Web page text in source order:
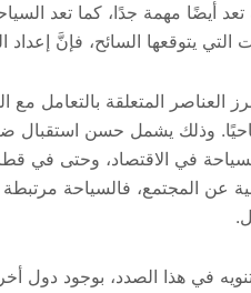
تعد أيضًا مهمة جدًا، كما تعد
التي يتوقعها السائح، فإنَّ
العناصر المتعلقة
وذلك يشمل حسن استقبال
في الاقتصاد، وحتى في
عن المجتمع، فالسياحة مرتبطة
في هذا الصدد، بوجود